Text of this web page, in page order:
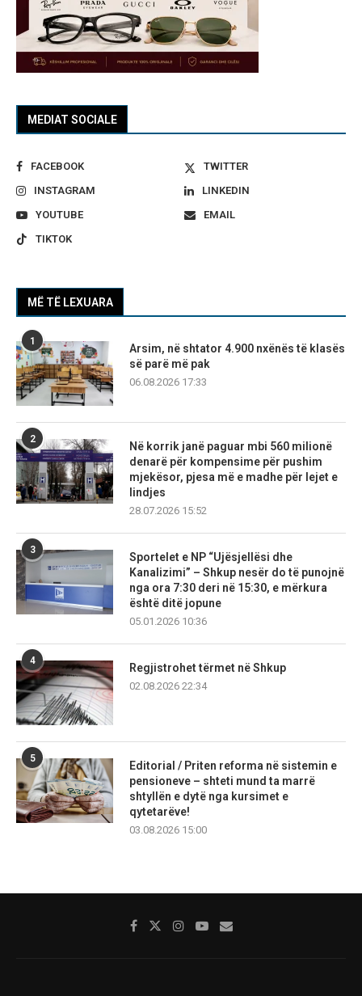
MEDIAT SOCIALE
FACEBOOK
TWITTER
INSTAGRAM
LINKEDIN
YOUTUBE
EMAIL
TIKTOK
MË TË LEXUARA
1
Arsim, në shtator 4.900 nxënës të klasës
së parë më pak
06.08.2026 17:33
2
Në korrik janë paguar mbi 560 milionë
denarë për kompensime për pushim
mjekësor, pjesa më e madhe për lejet e
lindjes
28.07.2026 15:52
3
Sportelet e NP “Ujësjellësi dhe
Kanalizimi” – Shkup nesër do të punojnë
nga ora 7:30 deri në 15:30, e mërkura
është ditë jopune
05.01.2026 10:36
4
Regjistrohet tërmet në Shkup
02.08.2026 22:34
5
Editorial / Priten reforma në sistemin e
pensioneve – shteti mund ta marrë
shtyllën e dytë nga kursimet e
qytetarëve!
03.08.2026 15:00